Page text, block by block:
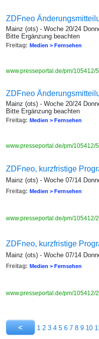
ZDFneo
Mainz (ots) - Woche 20/24
Bitte Ergänzung beachten
Freitag: Medien > Fernsehen
www.presseportal.de/pm/105412/
ZDFneo
Mainz (ots) - Woche 20/24
Bitte Ergänzung beachten
Freitag: Medien > Fernsehen
www.presseportal.de/pm/105412/
ZDFneo, kurzfristige
Mainz (ots) - Woche 07/14
Freitag: Medien > Fernsehen
www.presseportal.de/pm/105412/
ZDFneo, kurzfristige
Mainz (ots) - Woche 07/14
Freitag: Medien > Fernsehen
www.presseportal.de/pm/105412/
1 2 3 4 5 6 7 8 9 10